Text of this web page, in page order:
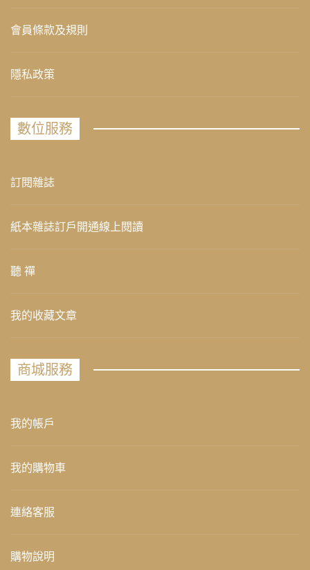
會員條款及規則
隱私政策
數位服務
訂閱雜誌
紙本雜誌訂戶開通線上閱讀
聽 禪
我的收藏文章
商城服務
我的帳戶
我的購物車
連絡客服
購物說明